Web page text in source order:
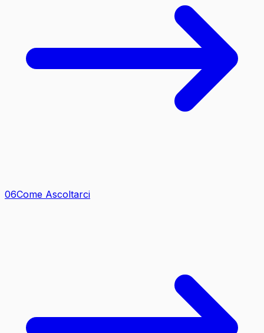
06Come Ascoltarci